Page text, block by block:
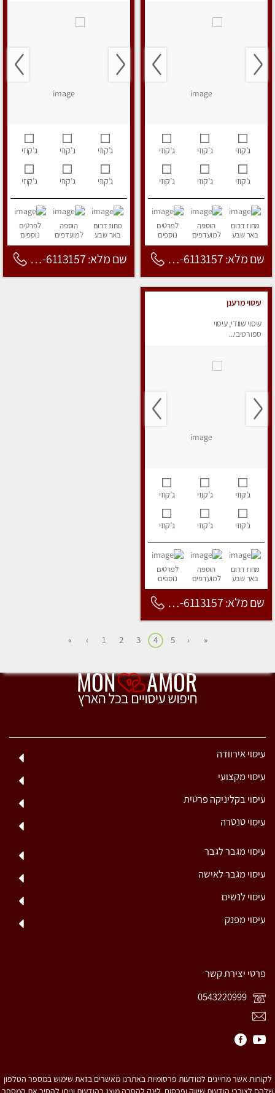
ג’קוזי ג’קוזי ג’קוזי
ג’קוזי ג’קוזי ג’קוזי
מחוז דרום
באר שבע
הוספה
למועדפים
לפרטים
נוספים
שם מלא: 053-6113157
ג’קוזי ג’קוזי ג’קוזי
ג’קוזי ג’קוזי ג’קוזי
מחוז דרום
באר שבע
הוספה
למועדפים
לפרטים
נוספים
שם מלא: 053-6113157
עיסוי מרענן
עיסוי שוודי, עיסוי
ספורטיבי...
ג’קוזי ג’קוזי ג’קוזי
ג’קוזי ג’קוזי ג’קוזי
מחוז דרום
באר שבע
הוספה
למועדפים
לפרטים
נוספים
שם מלא: 053-6113157
«
‹
5
4
3
2
1
›
»
עיסוי אירוודה
עיסוי מקצועי
עיסוי בקליניקה פרטית
עיסוי טנטרה
עיסוי מגבר לגבר
עיסוי מגבר לאישה
עיסוי לנשים
עיסוי מפנק
פרטי יצירת קשר
לקוחות אשר מחייגים למודעות פרסומיות באתרנו מאשרים בזאת שימוש במספר הטלפון